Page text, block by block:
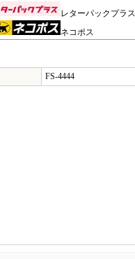
レターパックプラス
ネコポス
FS-4444